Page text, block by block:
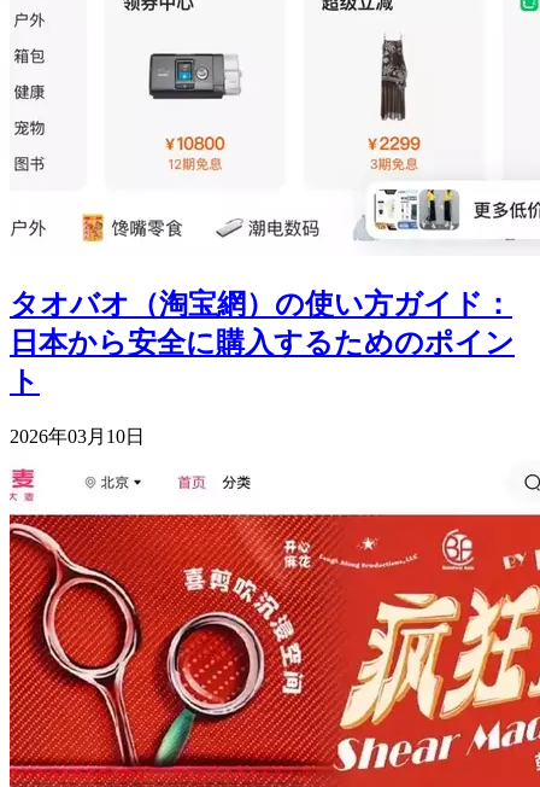
タオバオ（淘宝網）の使い方ガイド：
日本から安全に購入するためのポイン
ト
2026年03月10日